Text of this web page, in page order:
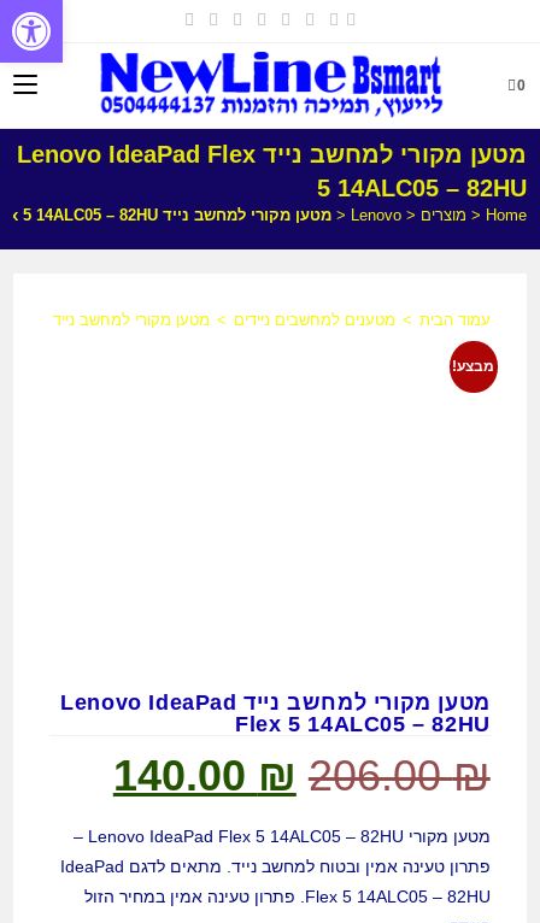
0
מטען מקורי למחשב נייד Lenovo IdeaPad Flex
5 14ALC05 – 82HU
Home
< מוצרים <
Lenovo
<מטען מקורי למחשב נייד Lenovo IdeaPad Flex 5 14ALC05 – 82HU
עמוד הבית > מטענים למחשבים ניידים > מטען מקורי למחשב נייד Lenovo IdeaPad Flex 5 14ALC05 – 82HU
מבצע!
מטען מקורי למחשב נייד Lenovo IdeaPad
Flex 5 14ALC05 – 82HU
206.00₪
140.00 ₪
מטען מקורי Lenovo IdeaPad Flex 5 14ALC05 – 82HU –
פתרון טעינה אמין ובטוח למחשב נייד. מתאים לדגם IdeaPad
Flex 5 14ALC05 – 82HU. פתרון טעינה אמין במחיר הזול